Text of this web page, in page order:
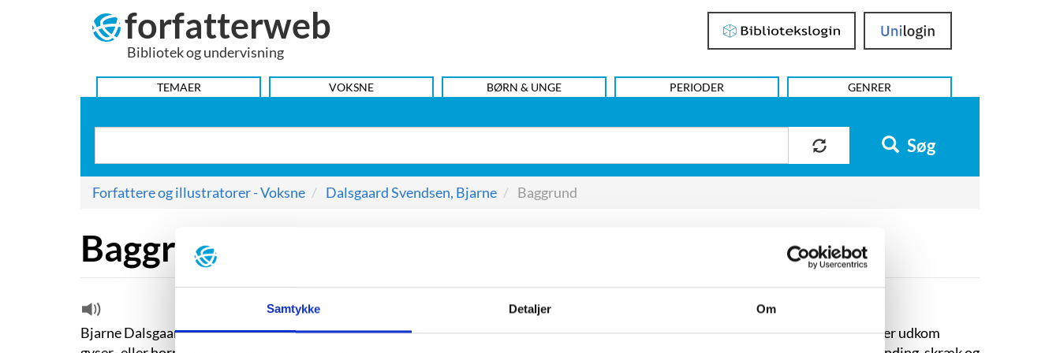
Samtykke Detaljer Om
forfatterweb
Bibliotek og undervisning
Bibliotekslogin UniLogin
HOVEDMENU
TEMAER VOKSNE BØRN & UNGE PERIODER GENRER
Søg
Forfattere og illustratorer - Voksne Dalsgaard Svendsen, Bjarne Baggrund
Baggrund
Bjarne Dalsgaard Svendsen, forfatter og oversætter, debuterede i 1993 med science fiction-romanenRejsen til det ukendte. Året efter udkom